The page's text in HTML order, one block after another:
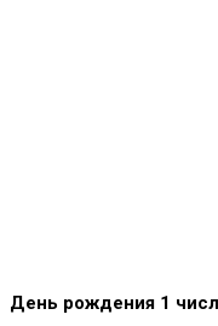
День рождения 1